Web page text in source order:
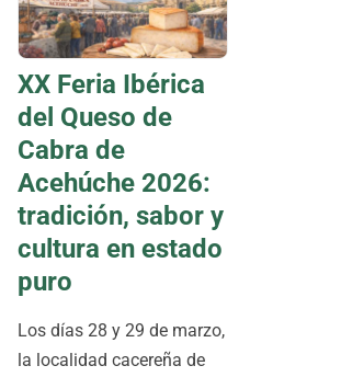
XX Feria Ibérica
del Queso de
Cabra de
Acehúche 2026:
tradición, sabor y
cultura en estado
puro
Los días 28 y 29 de marzo,
la localidad cacereña de